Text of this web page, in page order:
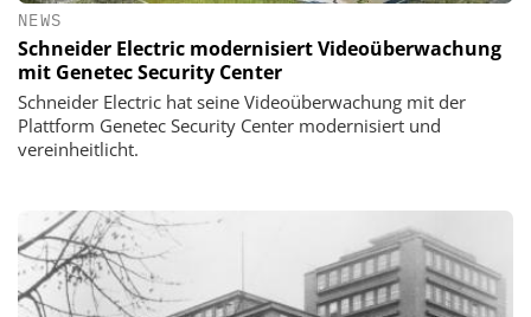
NEWS
Schneider Electric modernisiert Videoüberwachung
mit Genetec Security Center
Schneider Electric hat seine Videoüberwachung mit der
Plattform Genetec Security Center modernisiert und
vereinheitlicht.